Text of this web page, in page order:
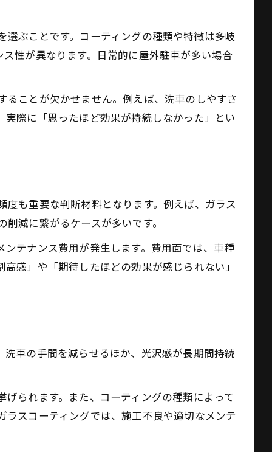
ぶことです。コーティングの種類や特徴は多岐
性が異なります。日常的に屋外駐車が多い場合
ことが欠かせません。例えば、洗車のしやすさ
際に「思ったほど効果が持続しなかった」とい
も重要な判断材料となります。例えば、ガラス
減に繋がるケースが多いです。
テナンス費用が発生します。費用面では、車種
感」や「期待したほどの効果が感じられない」
車の手間を減らせるほか、光沢感が長期間持続
られます。また、コーティングの種類によって
スコーティングでは、施工不良や適切なメンテ